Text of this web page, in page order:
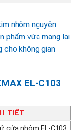
nhôm nguyên
phẩm vừa mang lại
cho không gian
EL-C103
TIẾT
cửa nhôm EL-C103